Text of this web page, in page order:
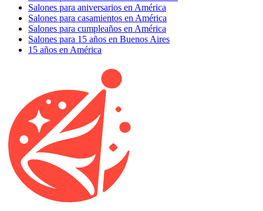
Salones para aniversarios en América
Salones para casamientos en América
Salones para cumpleaños en América
Salones para 15 años en Buenos Aires
15 años en América